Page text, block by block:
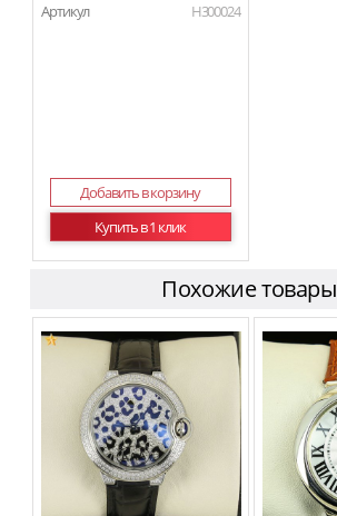
Артикул H300024
Добавить в корзину
Купить в 1 клик
Похожие товары